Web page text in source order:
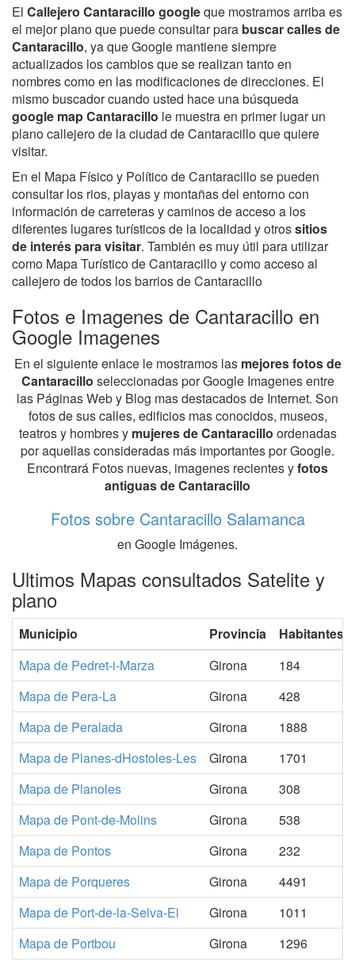
El Callejero Cantaracillo googleque mostramos arriba es
el mejor plano que puede consultar para buscar calles de
Cantaracillo, ya que Google mantiene siempre
actualizados los cambios que se realizan tanto en
nombres como en las modificaciones de direcciones. El
mismo buscador cuando usted hace una búsqueda
google map Cantaracillo le muestra en primer lugar un
plano callejero de la ciudad de Cantaracillo que quiere
visitar.
En el Mapa Físico y Político de Cantaracillo se pueden
consultar los rios, playas y montañas del entorno con
información de carreteras y caminos de acceso a los
diferentes lugares turísticos de la localidad y otrossitios
de interés para visitar. También es muy útil para utilizar
como Mapa Turístico de Cantaracillo y como acceso al
callejero de todos los barrios de Cantaracillo
Fotos e Imagenes de Cantaracillo en
Google Imagenes
En el siguiente enlace le mostramos las mejores fotos de
Cantaracillo seleccionadas por Google Imagenes entre
las Páginas Web y Blog mas destacados de Internet. Son
fotos de sus calles, edificios mas conocidos, museos,
teatros y hombres y mujeres de Cantaracillo ordenadas
por aquellas consideradas más importantes por Google.
Encontrará Fotos nuevas, imagenes recientes yfotos
antiguas de Cantaracillo
Fotos sobre Cantaracillo Salamanca
en Google Imágenes.
Ultimos Mapas consultados Satelite y
plano
Municipio Provincia
Habitantes
Mapa de Pedret-i-Marza
Girona
184
Mapa de Pera-La
Girona
428
Mapa de Peralada
Girona
1888
Mapa de Planes-dHostoles-Les
Girona
1701
Mapa de Planoles
Girona
308
Mapa de Pont-de-Molins
Girona
538
Mapa de Pontos
Girona
232
Mapa de Porqueres
Girona
4491
Mapa de Port-de-la-Selva-El
Girona
1011
Mapa de Portbou
Girona 1296